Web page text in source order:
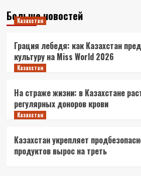
Больше новостей
Казахстан
Грация лебедя: как Казахстан
культуру на Miss World 2026
Казахстан
На страже жизни: в Казахстане
регулярных доноров крови
Казахстан
Казахстан укрепляет
продуктов вырос на треть